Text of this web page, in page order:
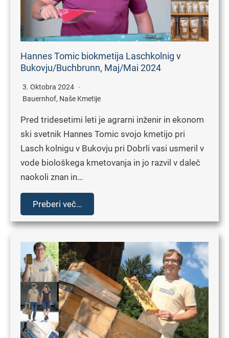
Hannes Tomic biokmetija Laschkolnig v
Bukovju/Buchbrunn, Maj/Mai 2024
3. Oktobra 2024
Bauernhof, Naše Kmetije
Pred tridesetimi leti je agrarni inženir in ekonom
ski svetnik Hannes Tomic svojo kmetijo pri
Lasch kolnigu v Bukovju pri Dobrli vasi usmeril v
vode biološkega kmetovanja in jo razvil v daleč
naokoli znan in…
Preberi več…